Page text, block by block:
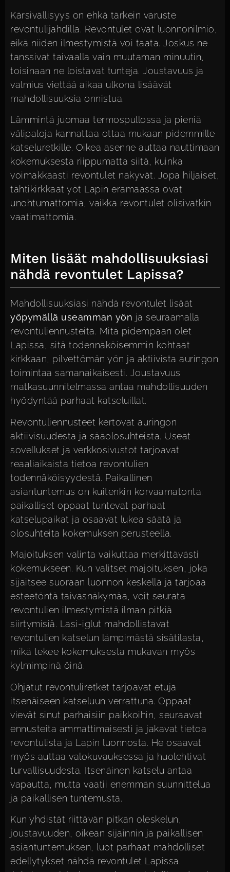
Kärsivällisyys on ehkä tärkein varuste
revontulijahdilla. Revontulet ovat luonnonilmiö,
eikä niiden ilmestymistä voi taata. Joskus ne
tanssivat taivaalla vain muutaman minuutin,
toisinaan ne loistavat tunteja. Joustavuus ja
valmius viettää aikaa ulkona lisäävät
mahdollisuuksia onnistua.
Lämmintä juomaa termospullossa ja pieniä
välipaloja kannattaa ottaa mukaan pidemmille
katseluretkille. Oikea asenne auttaa nauttimaan
kokemuksesta riippumatta siitä, kuinka
voimakkaasti revontulet näkyvät. Jopa hiljaiset,
tähtikirkkaat yöt Lapin erämaassa ovat
unohtumattomia, vaikka revontulet olisivatkin
vaatimattomia.
Miten lisäät mahdollisuuksiasi
nähdä revontulet Lapissa?
Mahdollisuuksiasi nähdä revontulet lisäät
yöpymällä useamman yön ja seuraamalla
revontuliennusteita. Mitä pidempään olet
Lapissa, sitä todennäköisemmin kohtaat
kirkkaan, pilvettömän yön ja aktiivista auringon
toimintaa samanaikaisesti. Joustavuus
matkasuunnitelmassa antaa mahdollisuuden
hyödyntää parhaat katseluillat.
Revontuliennusteet kertovat auringon
aktiivisuudesta ja sääolosuhteista. Useat
sovellukset ja verkkosivustot tarjoavat
reaaliaikaista tietoa revontulien
todennäköisyydestä. Paikallinen
asiantuntemus on kuitenkin korvaamatonta:
paikalliset oppaat tuntevat parhaat
katselupaikat ja osaavat lukea säätä ja
olosuhteita kokemuksen perusteella.
Majoituksen valinta vaikuttaa merkittävästi
kokemukseen. Kun valitset majoituksen, joka
sijaitsee suoraan luonnon keskellä ja tarjoaa
esteetöntä taivasnäkymää, voit seurata
revontulien ilmestymistä ilman pitkiä
siirtymisiä. Lasi-iglut mahdollistavat
revontulien katselun lämpimästä sisätilasta,
mikä tekee kokemuksesta mukavan myös
kylmimpinä öinä.
Ohjatut revontuliretket tarjoavat etuja
itsenäiseen katseluun verrattuna. Oppaat
vievät sinut parhaisiin paikkoihin, seuraavat
ennusteita ammattimaisesti ja jakavat tietoa
revontulista ja Lapin luonnosta. He osaavat
myös auttaa valokuvauksessa ja huolehtivat
turvallisuudesta. Itsenäinen katselu antaa
vapautta, mutta vaatii enemmän suunnittelua
ja paikallisen tuntemusta.
Kun yhdistät riittävän pitkän oleskelun,
joustavuuden, oikean sijainnin ja paikallisen
asiantuntemuksen, luot parhaat mahdolliset
edellytykset nähdä revontulet Lapissa.